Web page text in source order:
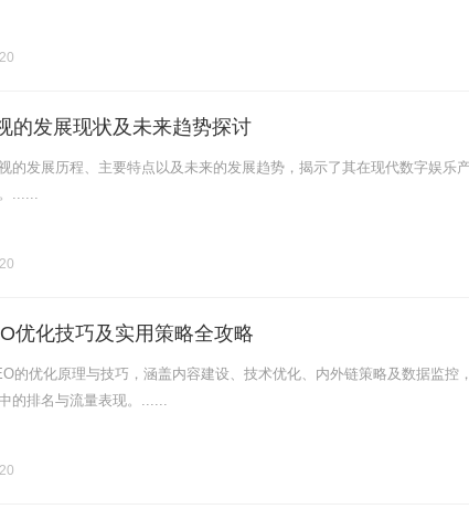
的发展现状及未来趋势探讨
的发展历程、主要特点以及未来的发展趋势，揭示了其在现代数字娱乐
......
优化技巧及实用策略全攻略
的优化原理与技巧，涵盖内容建设、技术优化、内外链策略及数据监控
的排名与流量表现。......